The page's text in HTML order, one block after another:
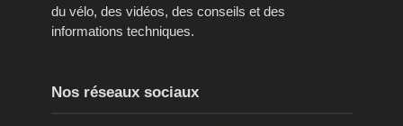
du vélo, des vidéos, des conseils et des
informations techniques.
Nos réseaux sociaux